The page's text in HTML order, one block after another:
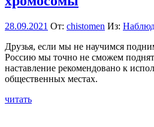
28.09.2021 От: chistomen Из:
Друзья, если мы не научимся
Россию мы точно не сможем
наставление рекомендовано к
общественных местах.
читать